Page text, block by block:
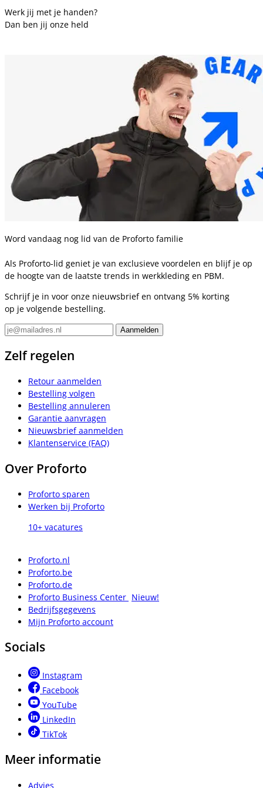
Werk jij met je handen?
Dan ben jij onze held
Word vandaag nog lid van de Proforto familie
Als Proforto-lid geniet je van exclusieve voordelen en blijf je op
de hoogte van de laatste trends in werkkleding en PBM.
Schrijf je in voor onze nieuwsbrief en ontvang 5% korting
op je volgende bestelling.
Zelf regelen
Retour aanmelden
Bestelling volgen
Bestelling annuleren
Garantie aanvragen
Nieuwsbrief aanmelden
Klantenservice (FAQ)
Over Proforto
Proforto sparen
Werken bij Proforto
10+ vacatures
Proforto.nl
Proforto.be
Proforto.de
Proforto Business Center Nieuw!
Bedrijfsgegevens
Mijn Proforto account
Socials
Instagram
Facebook
YouTube
LinkedIn
TikTok
Meer informatie
Advies